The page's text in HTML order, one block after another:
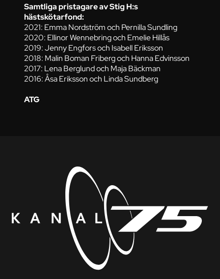
Samtliga pristagare av Stig H:s
hästskötarfond:
2021: Emma Nordström och Pernilla Sundling
2020: Ellinor Wennebring och Emelie Hillås
2019: Jenny Engfors och Isabell Eriksson
2018: Malin Boman Friberg och Hanna Edvinsson
2017: Lena Berglund och Maja Bäckman
2016: Åsa Eriksson och Linda Sundberg
ATG